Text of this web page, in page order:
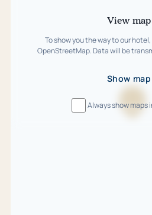
View map
To show you the way to our
OpenStreetMap. Data will be
Show map
Always show maps